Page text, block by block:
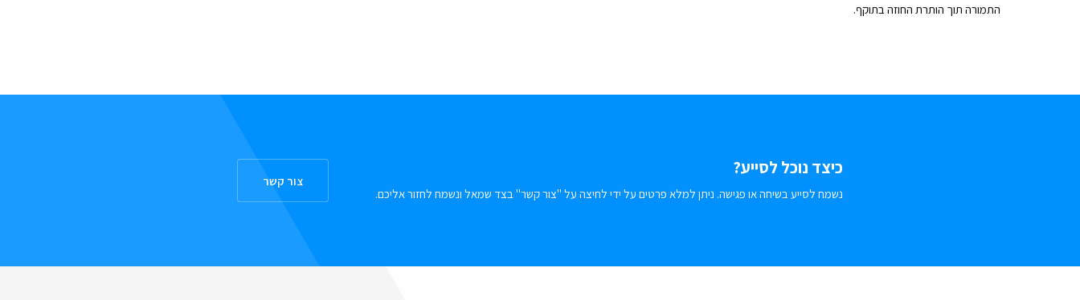
התמורה תוך הותרת החוזה בתוקף.
כיצד נוכל לסייע?
נשמח לסייע בשיחה או פגישה. ניתן למלא פרטים על ידי לחיצה על "צור קשר" בצד שמאל ונשמח לחזור אליכם.
צור קשר